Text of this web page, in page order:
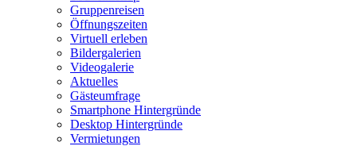
Gruppenreisen
Öffnungszeiten
Virtuell erleben
Bildergalerien
Videogalerie
Aktuelles
Gästeumfrage
Smartphone Hintergründe
Desktop Hintergründe
Vermietungen